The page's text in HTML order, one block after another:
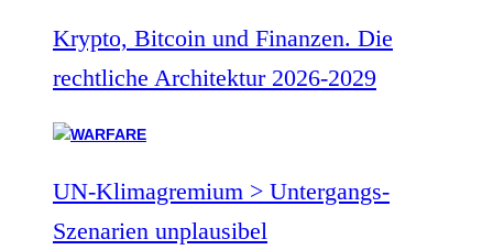
Krypto, Bitcoin und Finanzen. Die
rechtliche Architektur 2026-2029
UN-Klimagremium > Untergangs-
Szenarien unplausibel